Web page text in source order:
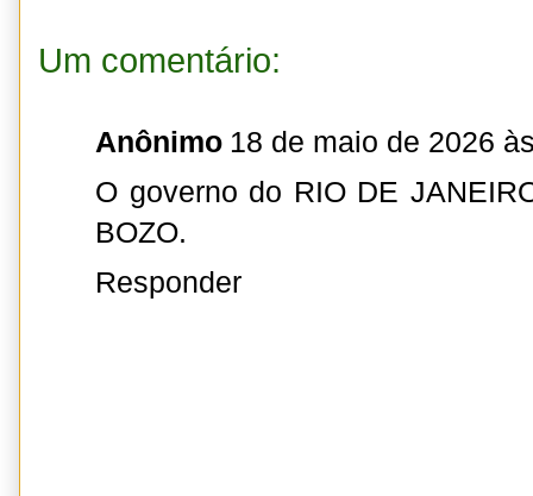
Um comentário:
Anônimo 18 de maio de 2026
O governo do RIO DE
BOZO.
Responder